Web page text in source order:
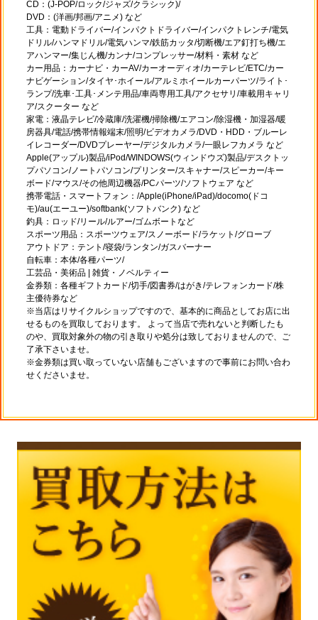
CD：(J-POP/ロック/ジャズ/クラシック)/
DVD：(洋画/邦画/アニメ) など
工具：電動ドライバー/インパクトドライバー/インパクトレンチ/電気
ドリル/ハンマドリル/電気ハンマ/鉄筋カッタ/切断機/エア釘打ち機/エ
アハンマー/集じん機/カンナ/コンプレッサー/材料・素材 など
カー用品：カーナビ・カーAV/カーオーディオ/カーテレビ/ETC/カー
ナビゲーション/タイヤ･ホイール/アルミホイールカーパーツ/ライト･
ランプ/洗車･工具･メンテ用品/車両専用工具/アクセサリ/車載用キャリ
ア/スクーター など
家電：液晶テレビ/冷蔵庫/洗濯機/掃除機/エアコン/除湿機・加湿器/暖
房器具/電話/携帯情報端末/照明/ビデオカメラ/DVD・HDD・ブルーレ
イレコーダー/DVDプレーヤー/デジタルカメラ/一眼レフカメラ など
Apple(アップル)製品/iPod/WINDOWS(ウィンドウズ)製品/デスクトッ
プパソコン/ノートパソコン/プリンター/スキャナー/スピーカー/キー
ボード/マウス/その他周辺機器/PCパーツ/ソフトウェア など
携帯電話・スマートフォン：/Apple(iPhone/iPad)/docomo(ドコ
モ)/au(エーユー)/softbank(ソフトバンク) など
釣具：ロッド/リール/ルアー/ゴムボートなど
スポーツ用品：スポーツウェア/スノーボード/ラケット/グローブ
アウトドア：テント/寝袋/ランタン/ガスバーナー
自転車：本体/各種パーツ/
工芸品・美術品 | 雑貨・ノベルティー
金券類：各種ギフトカード/切手/図書券/はがき/テレフォンカード/株
主優待券など
※当店はリサイクルショップですので、基本的に商品としてお店に出
せるものを買取しております。 よって当店で売れないと判断したも
のや、買取対象外の物の引き取りや処分は致しておりませんので、ご
了承下さいませ。
※金券類は買い取っていない店舗もございますので事前にお問い合わ
せくださいませ。